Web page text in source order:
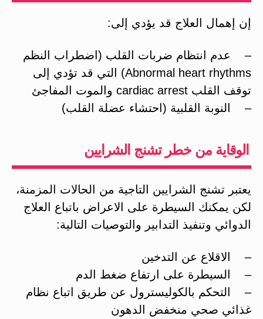
إن إهمال العلاج قد يؤدي إلى:
– عدم انتظام ضربات القلب (اضطراب النظم
Abnormal heart rhythms) التي قد تؤدي إلى
توقف القلب cardiac arrest والموت المفاجئ
– النوبة القلبية (احتشاء عضلة القلب)
الوقاية من خطر تشنج الشرايين
يعتبر تشنج الشرايين التاجية من الحالات المزمنة،
لكن يمكنك السيطرة على الاعراض باتباع العلاج
الدوائي وتنفيذ التدابير والتوصيات التالية:
– الاقلاع عن التدخين
– السيطرة على ارتفاع ضغط الدم
– التحكم بالكوليسترول عن طريق اتباع نظام
غذائي صحي منخفض الدهون